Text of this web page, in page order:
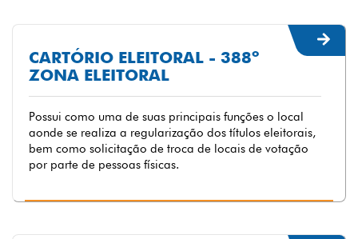
CARTÓRIO ELEITORAL - 388º
ZONA ELEITORAL
Possui como uma de suas principais funções o local
aonde se realiza a regularização dos títulos eleitorais,
bem como solicitação de troca de locais de votação
por parte de pessoas físicas.